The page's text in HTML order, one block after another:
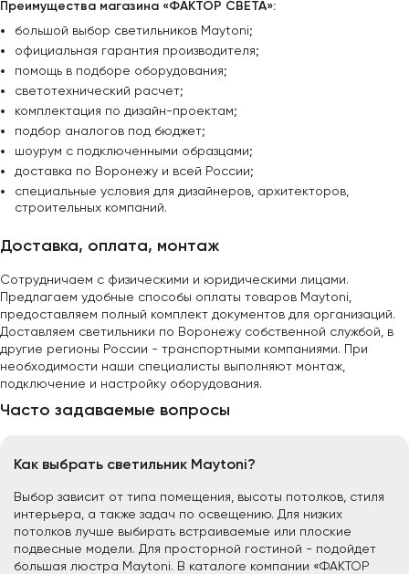
Преимущества магазина «ФАКТОР СВЕТА»:
большой выбор светильников Maytoni;
официальная гарантия производителя;
помощь в подборе оборудования;
светотехнический расчет;
комплектация по дизайн-проектам;
подбор аналогов под бюджет;
шоурум с подключенными образцами;
доставка по Воронежу и всей России;
специальные условия для дизайнеров, архитекторов,
строительных компаний.
Доставка, оплата, монтаж
Сотрудничаем с физическими и юридическими лицами.
Предлагаем удобные способы оплаты товаров Maytoni,
предоставляем полный комплект документов для организаций.
Доставляем светильники по Воронежу собственной службой, в
другие регионы России - транспортными компаниями. При
необходимости наши специалисты выполняют монтаж,
подключение и настройку оборудования.
Часто задаваемые вопросы
Как выбрать светильник Maytoni?
Выбор зависит от типа помещения, высоты потолков, стиля
интерьера, а также задач по освещению. Для низких
потолков лучше выбирать встраиваемые или плоские
подвесные модели. Для просторной гостиной - подойдет
большая люстра Maytoni. В каталоге компании «ФАКТОР